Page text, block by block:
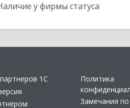
у фирмы статуса
1С
Политика
Замечания по